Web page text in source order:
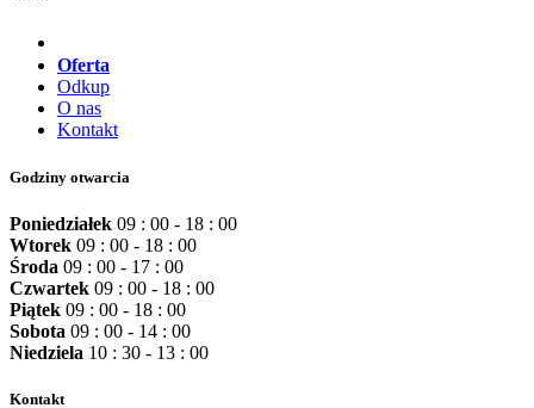
Oferta
Odkup
O nas
Kontakt
Godziny otwarcia
Poniedziałek 09 : 00 - 18 : 00
Wtorek 09 : 00 - 18 : 00
Środa 09 : 00 - 17 : 00
Czwartek 09 : 00 - 18 : 00
Piątek 09 : 00 - 18 : 00
Sobota 09 : 00 - 14 : 00
Niedziela 10 : 30 - 13 : 00
Kontakt